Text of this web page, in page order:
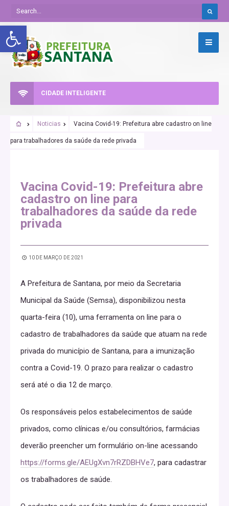
Abrir a barra de ferramentas
CIDADE INTELIGENTE
Noticias Vacina Covid-19: Prefeitura abre cadastro on line
para trabalhadores da saúde da rede privada
Vacina Covid-19: Prefeitura abre
cadastro on line para
trabalhadores da saúde da rede
privada
10 DE MARÇO DE 2021
A Prefeitura de Santana, por meio da Secretaria
Municipal da Saúde (Semsa), disponibilizou nesta
quarta-feira (10), uma ferramenta on line para o
cadastro de trabalhadores da saúde que atuam na rede
privada do município de Santana, para a imunização
contra a Covid-19. O prazo para realizar o cadastro
será até o dia 12 de março.
Os responsáveis pelos estabelecimentos de saúde
privados, como clínicas e/ou consultórios, farmácias
deverão preencher um formulário on-line acessando
https://forms.gle/AEUgXvn7rRZDBHVe7, para cadastrar
os trabalhadores de saúde.